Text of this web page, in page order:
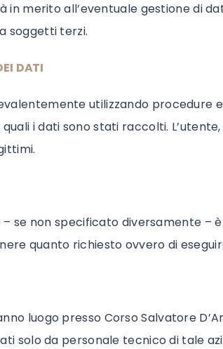
in merito all’eventuale gestione di
soggetti terzi.
DATI
utilizzando procedure
i dati sono stati raccolti.
se non specificato diversamente
quanto richiesto ovvero di
luogo presso Corso Salvatore
solo da personale tecnico di tale